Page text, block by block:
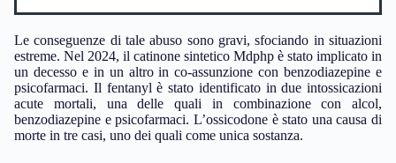
Le conseguenze di tale abuso sono gravi, sfociando in situazioni
estreme. Nel 2024, il catinone sintetico Mdphp è stato implicato in
un decesso e in un altro in co-assunzione con benzodiazepine e
psicofarmaci. Il fentanyl è stato identificato in due intossicazioni
acute mortali, una delle quali in combinazione con alcol,
benzodiazepine e psicofarmaci. L’ossicodone è stato una causa di
morte in tre casi, uno dei quali come unica sostanza.